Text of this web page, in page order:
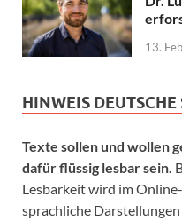
13.
HINWEIS DEUTSCHE
Texte sollen und wollen
dafür flüssig lesbar sein.
Lesbarkeit wird im
sprachliche